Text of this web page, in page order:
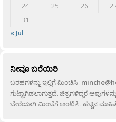
24
25 26
31
« Jul
ನೀವೂ ಬರೆಯಿರಿ
ಬರಹಗಳನ್ನು ಇಲ್ಲಿಗೆ ಮಿಂಚಿಸಿ:
ಗುಟ್ಟಾಗಿಡಲಾಗುತ್ತದೆ. ಚಿತ್ರಗಳಿದ್ದರೆ
ಬೇರೆಯಾಗಿ ಮಿಂಚೆಗೆ ಅಂಟಿಸಿ. ಹೆಚ್ಚಿನ